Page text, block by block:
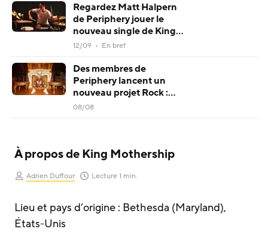
Adrien Duffour Lecture 1 min.
À propos de King Mothership
Lieu et pays d’origine : Bethesda (Maryland),
États-Unis
Regardez Matt Halpern
de Periphery jouer le
nouveau single de King
Mothership à la batterie !
12/09 • En bref
Des membres de
Periphery lancent un
nouveau projet Rock :
King Mothership
08/08